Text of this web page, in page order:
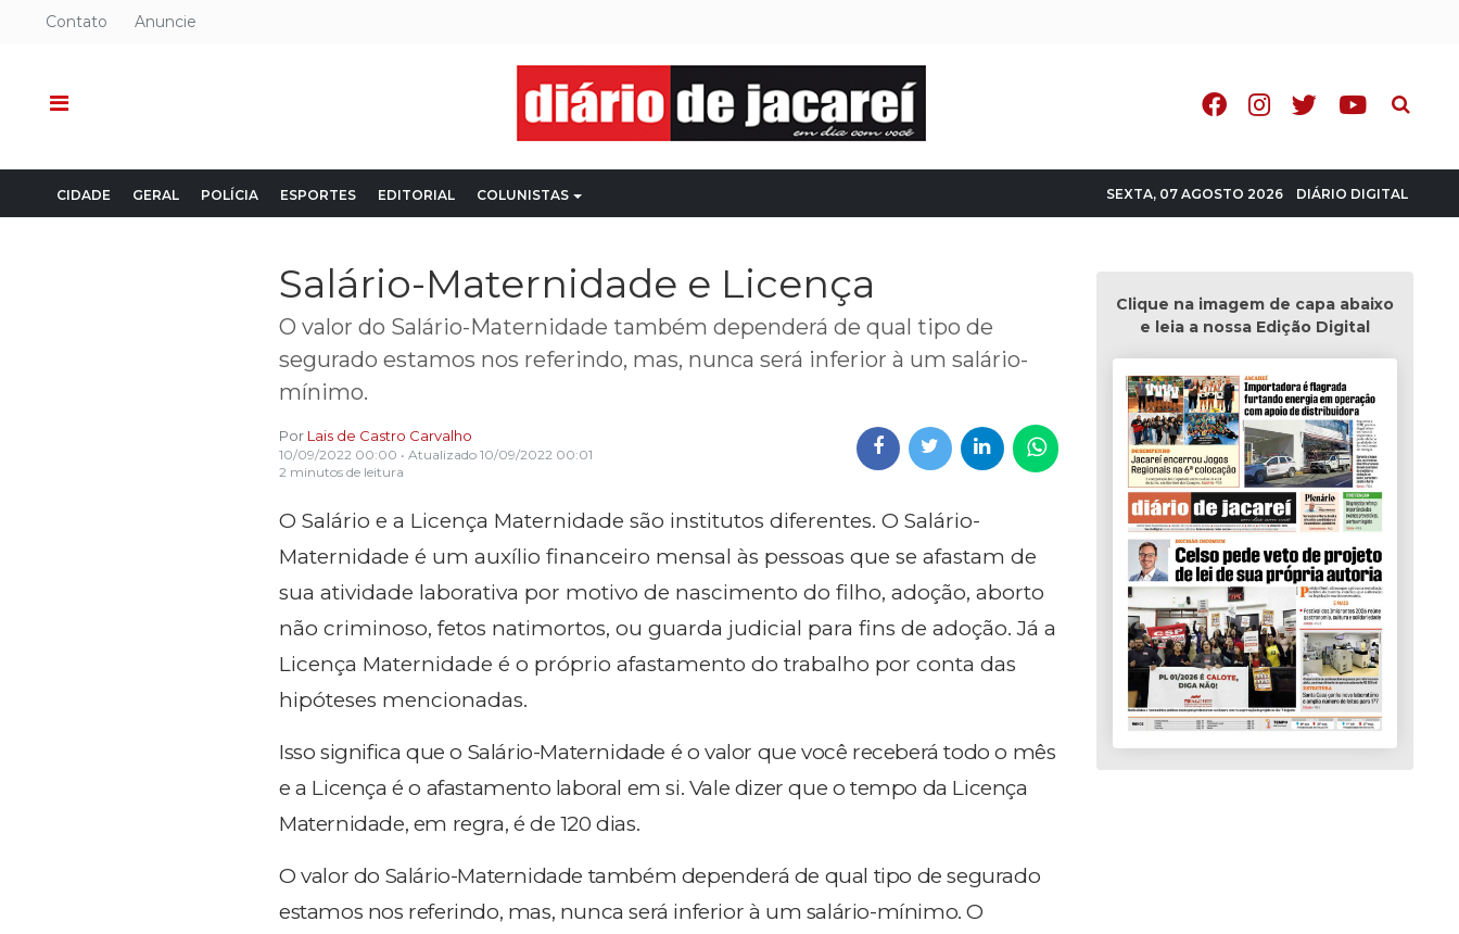
Contato Anuncie
Pesquisa
CIDADE GERAL POLÍCIA ESPORTES EDITORIAL COLUNISTAS SEXTA, 07 AGOSTO 2026 DIÁRIO DIGITAL
Salário-Maternidade e Licença
O valor do Salário-Maternidade também dependerá de qual tipo de
segurado estamos nos referindo, mas, nunca será inferior à um salário-
mínimo.
Por Lais de Castro Carvalho
10/09/2022 00:00 • Atualizado 10/09/2022 00:01
2 minutos de leitura
O Salário e a Licença Maternidade são institutos diferentes. O Salário-
Maternidade é um auxílio financeiro mensal às pessoas que se afastam de
sua atividade laborativa por motivo de nascimento do filho, adoção, aborto
não criminoso, fetos natimortos, ou guarda judicial para fins de adoção. Já a
Licença Maternidade é o próprio afastamento do trabalho por conta das
hipóteses mencionadas.
Isso significa que o Salário-Maternidade é o valor que você receberá todo o mês
e a Licença é o afastamento laboral em si. Vale dizer que o tempo da Licença
Maternidade, em regra, é de 120 dias.
O valor do Salário-Maternidade também dependerá de qual tipo de segurado
estamos nos referindo, mas, nunca será inferior à um salário-mínimo. O
Clique na imagem de capa abaixo
e leia a nossa Edição Digital